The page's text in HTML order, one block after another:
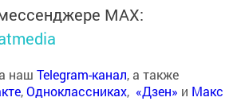
MАХ:
наш Telegram-канал, а также
,Одноклассниках, «Дзен» и Макс